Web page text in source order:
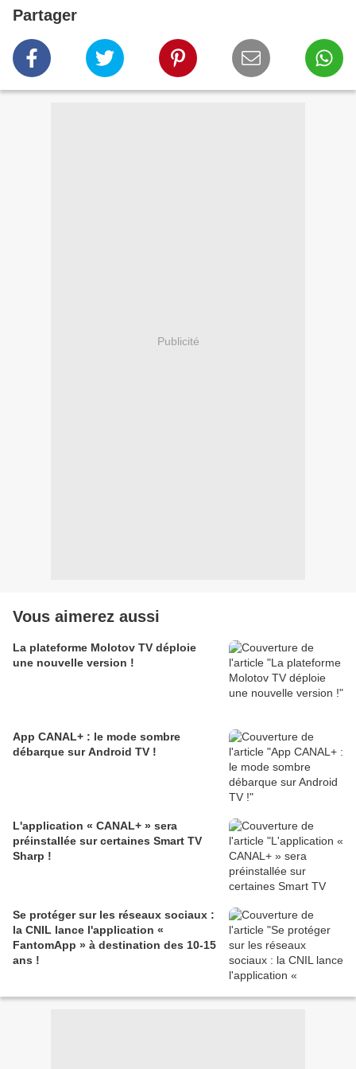
Partager
Publicité
Vous aimerez aussi
La plateforme Molotov TV déploie
une nouvelle version !
App CANAL+ : le mode sombre
débarque sur Android TV !
L'application « CANAL+ » sera
préinstallée sur certaines Smart TV
Sharp !
Se protéger sur les réseaux sociaux :
la CNIL lance l'application «
FantomApp » à destination des 10-15
ans !